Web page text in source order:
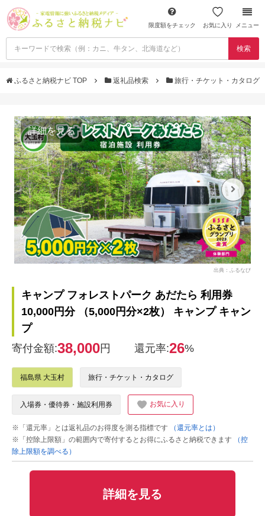
限度額をチェック お気に入り メニュー
検索
ふるさと納税ナビ TOP 返礼品検索 旅行・チケット・カタログ
詳細を見る
出典：ふるなび
キャンプ フォレストパーク あだたら 利用券
10,000円分 （5,000円分×2枚） キャンプ キャン
プ
寄付金額:38,000円 還元率:26%
福島県 大玉村 旅行・チケット・カタログ
入場券・優待券・施設利用券 お気に入り
※「還元率」とは返礼品のお得度を測る指標です
（還元率とは）
※「控除上限額」の範囲内で寄付するとお得にふるさと納税できます
（控
除上限額を調べる）
詳細を見る